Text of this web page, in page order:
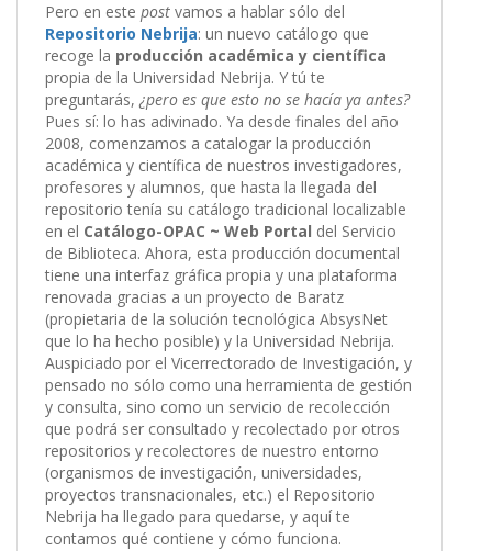
Pero en este post vamos a hablar sólo del
Repositorio Nebrija: un nuevo catálogo que
recoge la producción académica y científica
propia de la Universidad Nebrija. Y tú te
preguntarás, ¿pero es que esto no se hacía ya antes?
Pues sí: lo has adivinado. Ya desde finales del año
2008, comenzamos a catalogar la producción
académica y científica de nuestros investigadores,
profesores y alumnos, que hasta la llegada del
repositorio tenía su catálogo tradicional localizable
en el Catálogo-OPAC ~ Web Portal del Servicio
de Biblioteca. Ahora, esta producción documental
tiene una interfaz gráfica propia y una plataforma
renovada gracias a un proyecto de Baratz
(propietaria de la solución tecnológica AbsysNet
que lo ha hecho posible) y la Universidad Nebrija.
Auspiciado por el Vicerrectorado de Investigación, y
pensado no sólo como una herramienta de gestión
y consulta, sino como un servicio de recolección
que podrá ser consultado y recolectado por otros
repositorios y recolectores de nuestro entorno
(organismos de investigación, universidades,
proyectos transnacionales, etc.) el Repositorio
Nebrija ha llegado para quedarse, y aquí te
contamos qué contiene y cómo funciona.